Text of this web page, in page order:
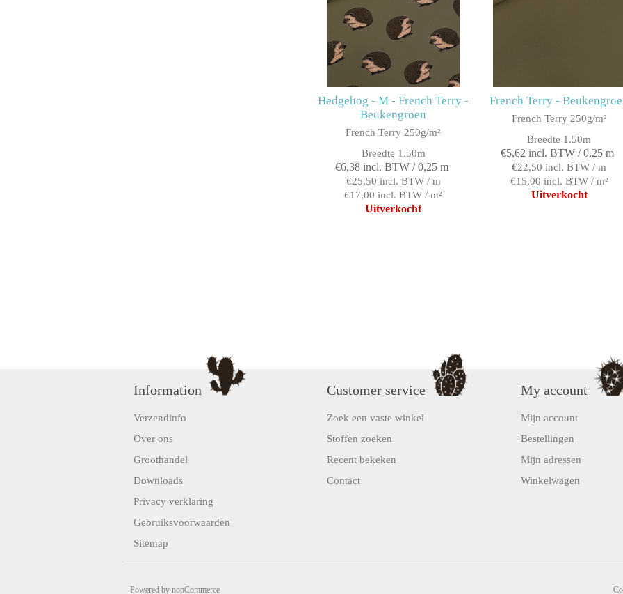
Hedgehog - M - French Terry -
Beukengroen
French Terry 250g/m²
Breedte 1.50m
€6,38 incl. BTW / 0,25 m
€25,50 incl. BTW / m
€17,00 incl. BTW / m²
Uitverkocht
French Terry -
French Terry 250g/m²
Breedte 1.50m
€5,62 incl. BTW / 0,25 m
€22,50 incl. BTW / m
€15,00 incl. BTW / m²
Uitverkocht
Information
Verzendinfo
Over ons
Groothandel
Downloads
Privacy verklaring
Gebruiksvoorwaarden
Sitemap
Customer service
Zoek een vaste winkel
Stoffen zoeken
Recent bekeken
Contact
My account
Mijn account
Bestellingen
Mijn adressen
Winkelwagen
Powered by nopCommerce